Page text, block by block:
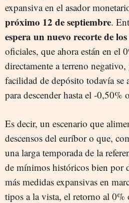
expansiva en el asador
próximo 12 de septiembre.
espera un nuevo recorte de
oficiales, que ahora están en el
directamente a terreno
facilidad de depósito todavía se
para descender hasta el -0,50%
Es decir, un escenario que
descensos del euríbor o que,
una larga temporada de la
de mínimos históricos bien por
más medidas expansivas en
tipos a la vista, el retorno al 0%